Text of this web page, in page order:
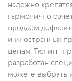
надёжно
гармонично
продаём
и иностранных
ценам. Тюнинг
разработан
можете выбрать